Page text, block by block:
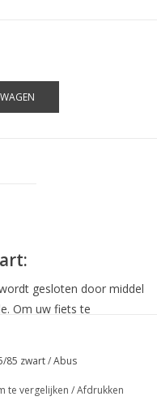
gesloten door middel
Om uw fiets te
om
85 zwart/Abus
te vergelijken /Afdrukken